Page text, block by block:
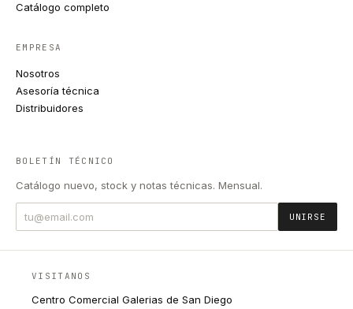
Catálogo completo
EMPRESA
Nosotros
Asesoría técnica
Distribuidores
BOLETÍN TÉCNICO
Catálogo nuevo, stock y notas técnicas. Mensual.
UNIRSE
VISITANOS
Centro Comercial Galerias de San Diego